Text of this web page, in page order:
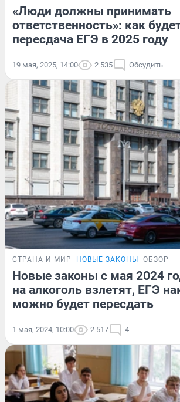
«Люди должны принимать
ответственность»: как
пересдача ЕГЭ в 2025 году
19 мая, 2025, 14:00 2 535 Обсудить
СТРАНА И МИР НОВЫЕ ЗАКОНЫ ОБЗОР
Новые законы с мая 2024
на алкоголь взлетят, ЕГЭ
можно будет пересдать
1 мая, 2024, 10:00 2 517 4